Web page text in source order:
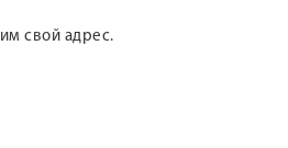
свой адрес.